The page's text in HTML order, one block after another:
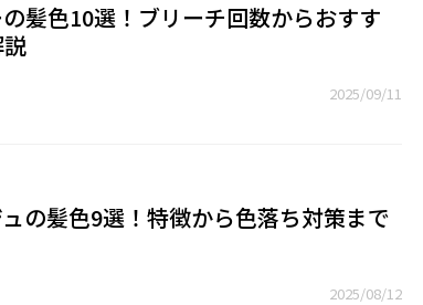
髪色10選！ブリーチ回数からおすす
2025/09/11
の髪色9選！特徴から色落ち対策まで
2025/08/12